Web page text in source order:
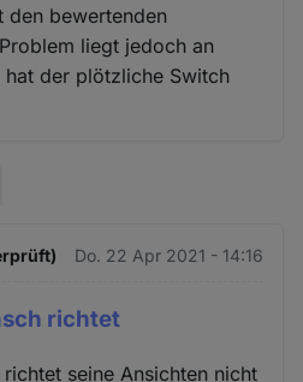
den bewertenden
liegt jedoch an
der plötzliche Switch
Do. 22 Apr 2021 - 14:16
richtet
seine Ansichten nicht